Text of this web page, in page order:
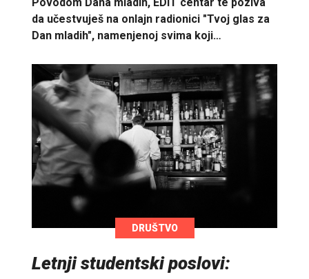
da učestvuješ na onlajn radionici "Tvoj glas za
Dan mladih", namenjenoj svima koji…
DRUŠTVO
Letnji studentski poslovi: